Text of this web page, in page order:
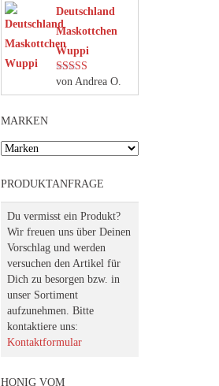
Deutschland
Maskottchen
Wuppi
Bewertet mit
5von 5
von Andrea O.
MARKEN
PRODUKTANFRAGE
Du vermisst ein Produkt?
Wir freuen uns über Deinen
Vorschlag und werden
versuchen den Artikel für
Dich zu besorgen bzw. in
unser Sortiment
aufzunehmen. Bitte
kontaktiere uns:
Kontaktformular
HONIG VOM